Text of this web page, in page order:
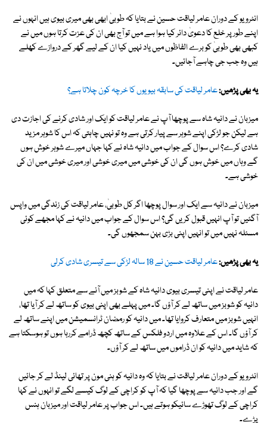
انٹرویو کے دوران عامر لیاقت حسین نے بتایا کہ طوبیٰ ابھی بھی میری بیوی ہیں انہوں نے
اپنے طور پر خلع کا دعویٰ دائر کیا ہوا ہے میں تو آج بھی ان کی عزت کرتا ہوں میں نے
کبھی بھی طوبیٰ کو برے الفاظوں میں یاد نہیں کیا ان کے لیے گھر کے دروازے کھلے
ہیں وہ جب جی چاہے آجائیں۔
یہ بھی پڑھیں:عامر لیاقت کی سابقہ بیویوں کا خرچہ کون چلاتا ہے؟
میزبان نے دانیہ شاہ سے پوچھا آپ نے عامر لیاقت کو ایک اور شادی کرنے کی اجازت دی
ہے لیکن جو لڑکی اپنے شوہر سے پیار کرتی ہے وہ تو نہیں چاہتی کہ اس کا شوہر مزید
شادی کرے؟ اس سوال کے جواب میں دانیہ شاہ نے کہا جہاں میرے شوہر خوش ہوں
گے وہاں میں خوش ہوں گی ان کی خوشی میں میری خوشی اور میری خوشی میں ان کی
خوشی ہے۔
میزبان نے دانیہ سے ایک اور سوال پوچھا اگر کل طوبیٰ، عامر لیاقت کی زندگی میں واپس
آگئیں تو آپ انہیں قبول کریں گی؟ اس سوال کے جواب میں دانیہ نے کہا مجھے کوئی
مسئلہ نہیں میں تو انہیں اپنی بڑی بہن سمجھوں گی۔
یہ بھی پڑھیں:عامر لیاقت حسین نے 18 سالہ لڑکی سے تیسری شادی کرلی
عامر لیاقت نے اپنی تیسری بیوی دانیہ شاہ کے شوبز میں آنے سے متعلق کہا کہ میں
دانیہ کو شوبز میں ساتھ لے کر آؤں گا۔ میں پہلے بھی اپنی بیوی کو ساتھ لے کر آیا تھا،
انہیں شوبز میں متعارف کروایا تھا۔ میں دانیہ کو رمضان ٹرانسمیشن میں اپنے ساتھ لے
کر آؤں گا۔ اس کے علاوہ میں اردو فلکس کے ساتھ کچھ ڈرامے کررہا ہوں تو ہوسکتا ہے
کہ شاید میں دانیہ کو ان ڈراموں میں ساتھ لے کر آؤں۔
انٹرویو کے دوران عامر لیاقت نے بتایا کہ وہ دانیہ کو ہنی مون پر تھائی لینڈ لے کر جائیں
گے اور جب دانیہ سے پوچھا گیا کہ آپ کو کراچی کے لوگ کیسے لگے تو انہوں نے کہا
کراچی کے لوگ تھوڑے سائیکو ہوتے ہیں۔ اس جواب پر عامر لیاقت اور میزبان ہنس
پڑے۔